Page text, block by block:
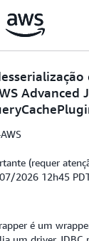
Advanced
(requer
2026 12h45
é um